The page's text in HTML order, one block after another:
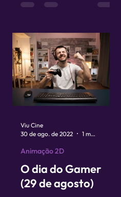
O dia do Gamer
(29 de agosto)
Animação 2D
Viu Cine
30 de ago. de 2022
1 min de leitura